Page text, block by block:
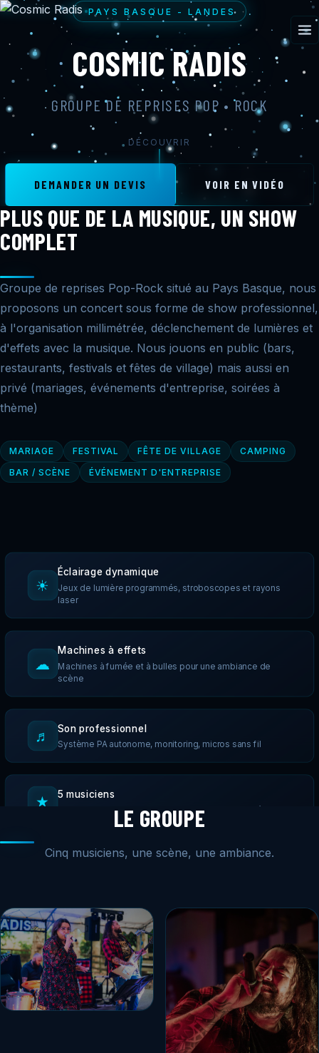
PAYS BASQUE - LANDES
COSMIC RADIS
GROUPE DE REPRISES POP • ROCK
DEMANDER UN DEVIS VOIR EN VIDÉO
DÉCOUVRIR
PLUS QUE DE LA MUSIQUE, UN SHOW
COMPLET
Groupe de reprises Pop-Rock situé au Pays Basque, nous
proposons un concert sous forme de show professionnel,
à l'organisation millimétrée, déclenchement de lumières et
d'effets avec la musique. Nous jouons en public (bars,
restaurants, festivals et fêtes de village) mais aussi en
privé (mariages, événements d'entreprise, soirées à
thème)
MARIAGE FESTIVAL FÊTE DE VILLAGE
CAMPING
BAR / SCÈNE
ÉVÉNEMENT D'ENTREPRISE
☀
Éclairage dynamique
Jeux de lumière programmés, stroboscopes et rayons
laser
☁
Machines à effets
Machines à fumée et à bulles pour une ambiance de
scène
♬ Son professionnel
Système PA autonome, monitoring, micros sans fil
★ 5 musiciens
Chant, guitares, basse, batterie : formation complète
LE GROUPE
Cinq musiciens, une scène, une ambiance.